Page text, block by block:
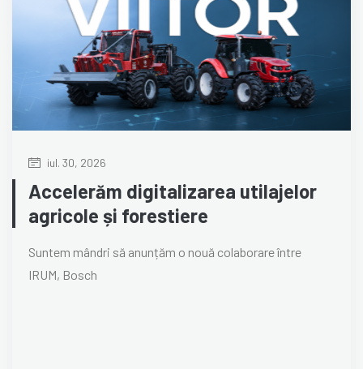
iul. 30, 2026
Accelerăm digitalizarea utilajelor
agricole și forestiere
Suntem mândri să anunțăm o nouă colaborare între
IRUM, Bosch